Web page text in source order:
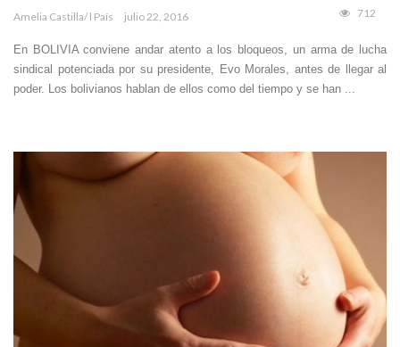
Amelia Castilla/ l País julio 22, 2016 712
En BOLIVIA conviene andar atento a los bloqueos, un arma de lucha
sindical potenciada por su presidente, Evo Morales, antes de llegar al
poder. Los bolivianos hablan de ellos como del tiempo y se han ...